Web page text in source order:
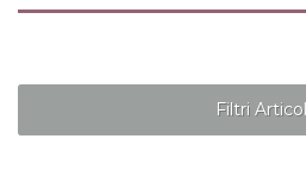
Filtri